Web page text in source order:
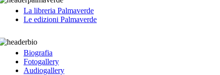
La libreria Palmaverde
Le edizioni Palmaverde
Biografia
Fotogallery
Audiogallery